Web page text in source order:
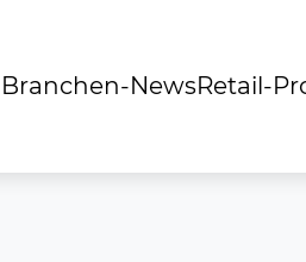
Branchen-NewsRetail-